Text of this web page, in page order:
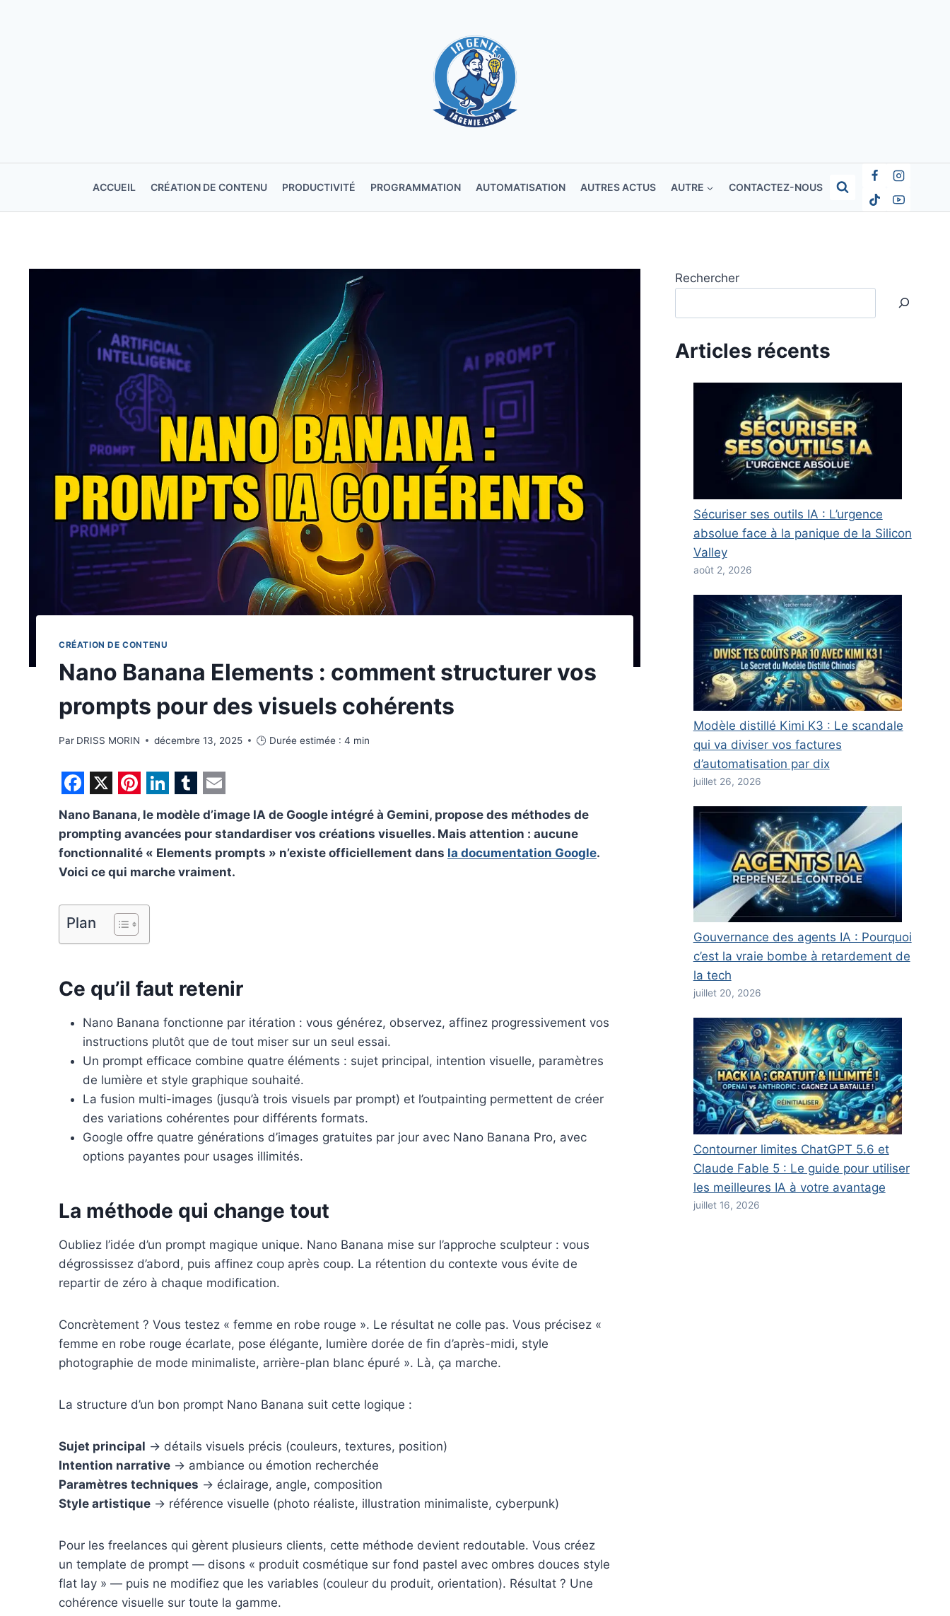
ACCUEIL CRÉATION DE CONTENU PRODUCTIVITÉ PROGRAMMATION AUTOMATISATION AUTRES ACTUS AUTRE CONTACTEZ-NOUS
CRÉATION DE CONTENU
Nano Banana Elements : comment structurer vos
prompts pour des visuels cohérents
Par DRISS MORIN décembre 13, 2025 🕒 Durée estimée : 4 min
F
a
c
e
o
o
X P
i
n
t
r
e
t
L
i
n
k
I
T
u
m
b
E
m
a
i
Nano Banana, le modèle d’image IA de Google intégré à Gemini, propose des méthodes de
prompting avancées pour standardiser vos créations visuelles. Mais attention : aucune
fonctionnalité « Elements prompts » n’existe officiellement dans la documentation Google.
Voici ce qui marche vraiment.
Plan
Ce qu’il faut retenir
Nano Banana fonctionne par itération : vous générez, observez, affinez progressivement vos
instructions plutôt que de tout miser sur un seul essai.
Un prompt efficace combine quatre éléments : sujet principal, intention visuelle, paramètres
de lumière et style graphique souhaité.
La fusion multi-images (jusqu’à trois visuels par prompt) et l’outpainting permettent de créer
des variations cohérentes pour différents formats.
Google offre quatre générations d’images gratuites par jour avec Nano Banana Pro, avec
options payantes pour usages illimités.
La méthode qui change tout
Oubliez l’idée d’un prompt magique unique. Nano Banana mise sur l’approche sculpteur : vous
dégrossissez d’abord, puis affinez coup après coup. La rétention du contexte vous évite de
repartir de zéro à chaque modification.
Concrètement ? Vous testez « femme en robe rouge ». Le résultat ne colle pas. Vous précisez «
femme en robe rouge écarlate, pose élégante, lumière dorée de fin d’après-midi, style
photographie de mode minimaliste, arrière-plan blanc épuré ». Là, ça marche.
La structure d’un bon prompt Nano Banana suit cette logique :
Sujet principal → détails visuels précis (couleurs, textures, position)
Intention narrative → ambiance ou émotion recherchée
Paramètres techniques → éclairage, angle, composition
Style artistique → référence visuelle (photo réaliste, illustration minimaliste, cyberpunk)
Pour les freelances qui gèrent plusieurs clients, cette méthode devient redoutable. Vous créez
un template de prompt — disons « produit cosmétique sur fond pastel avec ombres douces style
flat lay » — puis ne modifiez que les variables (couleur du produit, orientation). Résultat ? Une
cohérence visuelle sur toute la gamme.
Rechercher
Articles récents
Sécuriser ses outils IA : L’urgence
absolue face à la panique de la Silicon
Valley
août 2, 2026
Modèle distillé Kimi K3 : Le scandale
qui va diviser vos factures
d’automatisation par dix
juillet 26, 2026
Gouvernance des agents IA : Pourquoi
c’est la vraie bombe à retardement de
la tech
juillet 20, 2026
Contourner limites ChatGPT 5.6 et
Claude Fable 5 : Le guide pour utiliser
les meilleures IA à votre avantage
juillet 16, 2026